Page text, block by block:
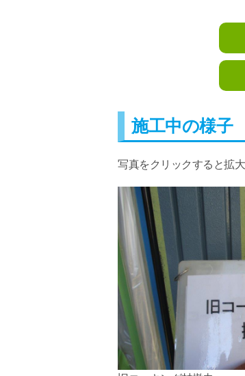
施工中の様子
写真をクリックすると拡大